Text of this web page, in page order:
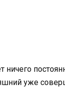
ничего
уже